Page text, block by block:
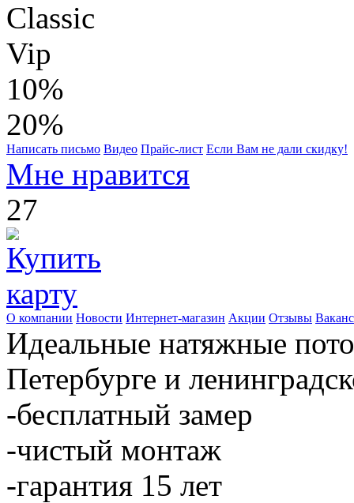
Classic
Vip
10%
20%
Написать письмо Видео Прайс-лист Если Вам не дали скидку!
Мне нравится
27
О компании Новости Интернет-магазин Акции Отзывы
Идеальные натяжные
Петербурге и
-бесплатный замер
-чистый монтаж
-гарантия 15 лет